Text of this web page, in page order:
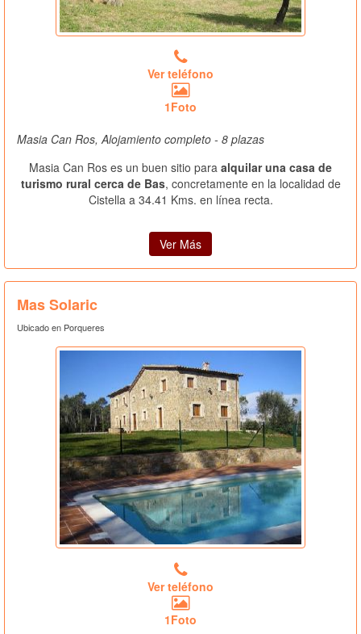
Ver teléfono
1Foto
Masia Can Ros, Alojamiento completo - 8 plazas
Masia Can Ros es un buen sitio para alquilar una casa de
turismo rural cerca de Bas, concretamente en la localidad de
Cistella a 34.41 Kms. en línea recta.
Ver Más
Mas Solaric
Ubicado en Porqueres
Ver teléfono
1Foto